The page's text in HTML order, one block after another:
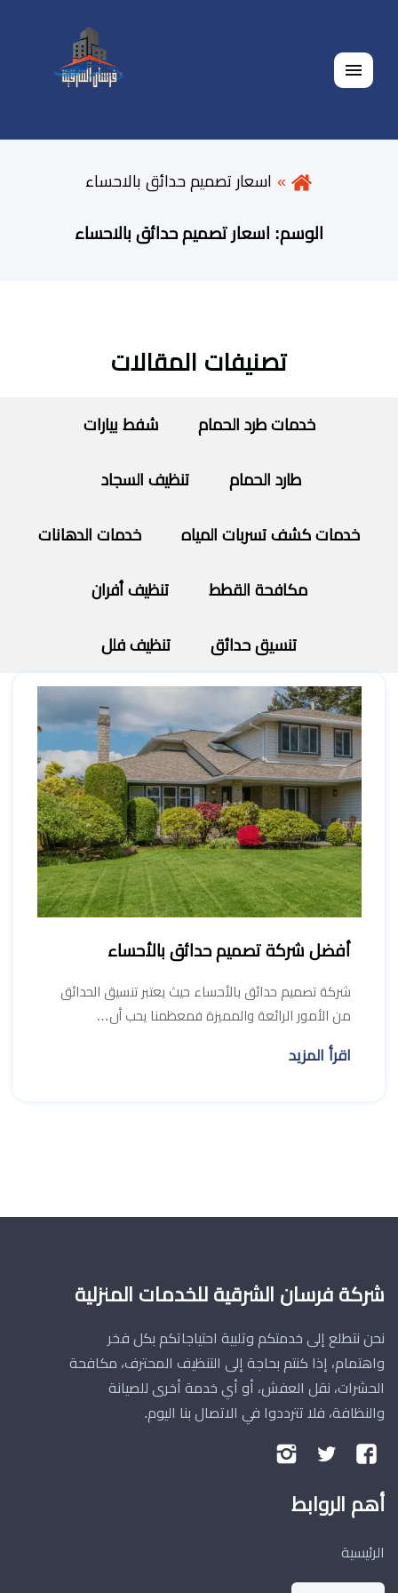
القائمة
اسعار تصميم حدائق بالاحساء
الوسم: اسعار تصميم حدائق بالاحساء
تصنيفات المقالات
خدمات طرد الحمام شفط بيارات
طارد الحمام تنظيف السجاد
خدمات كشف تسربات المياه خدمات الدهانات
مكافحة القطط تنظيف أفران
تنسيق حدائق تنظيف فلل
أفضل شركة تصميم حدائق بالأحساء
شركة تصميم حدائق بالأحساء حيث يعتبر تنسيق الحدائق
من الأمور الرائعة والمميزة فمعظمنا يحب أن…
اقرأ المزيد
شركة فرسان الشرقية للخدمات المنزلية
نحن نتطلع إلى خدمتكم وتلبية احتياجاتكم بكل فخر
واهتمام، إذا كنتم بحاجة إلى التنظيف المحترف، مكافحة
الحشرات، نقل العفش، أو أي خدمة أخرى للصيانة
والنظافة، فلا تترددوا في الاتصال بنا اليوم.
تابعنا
فيسبوك
تابعنا
تويتر
أهم الروابط
الرئيسية